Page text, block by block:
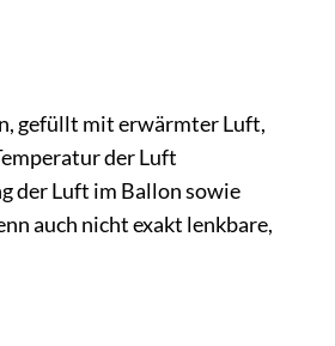
gefüllt mit erwärmter Luft,
der Luft
der Luft im Ballon sowie
auch nicht exakt lenkbare,